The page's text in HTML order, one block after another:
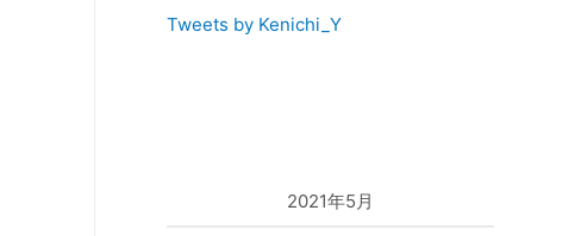
Tweets by Kenichi_Y
2021年5月